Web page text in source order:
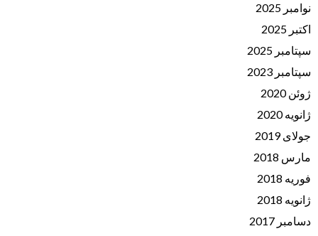
نوامبر 2025
اکتبر 2025
سپتامبر 2025
سپتامبر 2023
ژوئن 2020
ژانویه 2020
جولای 2019
مارس 2018
فوریه 2018
ژانویه 2018
دسامبر 2017